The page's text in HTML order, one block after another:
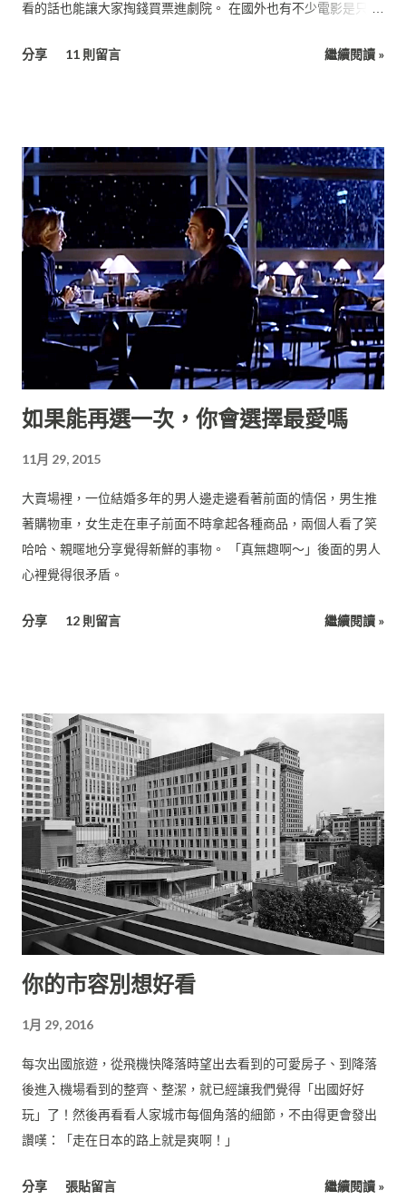
看的話也能讓大家掏錢買票進劇院。 在國外也有不少電影是只靠
2009） 這部片描述一群人接到了超級高薪的工作面試機會，但在
一位大學教授即將離校，邀請一群學校同事來家裡辦惜別會，然
後他突然透露自己是一個獨特的人類！引發在場所有人的質問，
隨著他越講越多，大家也越來越驚訝難道那是真的很特別？整部
片也幾乎就在這個小客廳裡拍攝。（預算：美金20萬） 這些片就
靠演員的對白來建構整個故事，而你為了想知道劇情發展也會很
投入地看下去，而且這兩部片評價都非常好。 （二）場景特效 電
影是視覺導向，所以你也可以利用豐富的新鮮畫面來讓觀眾「享
受」視覺震撼，比方： 《星際大戰》（Star Wars, 1977）讓大家
看到超前衛的太空船。 《侏羅紀公園》（Jurassic Park, 1993）
讓大家看到超真實的恐龍。 《阿凡達》（Avatar, 2009）讓大家
看到了超炫麗的外星世界。 這些前所未見的經典元素，讓往後的
略，都已經見怪不怪了吧。 這三部片的導演因此成為歷史上最知
名的導演： 喬治．盧卡斯 史蒂芬．史匹柏 詹姆斯．卡麥隆 而這
三部片則都各自間隔16年，算是一個有趣的巧合。 你可能以為，
最大場面的電影一定花最多錢吧，要請很多臨時演員不是嗎？ 但
實際上並不是，影史最貴的片是像《加勒比海盜》、《復仇者聯
去製作電腦動畫。 現代的電影預算主要是貴在「明星」、「場景
分享 11 則留言 繼續閱讀 »
如果能再選一次，你會選擇最愛嗎
11月 29, 2015
大賣場裡，一位結婚多年的男人邊走邊看著前面的情侶，男生推
著購物車，女生走在車子前面不時拿起各種商品，兩個人看了笑
哈哈、親暱地分享覺得新鮮的事物。 「真無趣啊～」後面的男人
心裡覺得很矛盾。
分享 12 則留言 繼續閱讀 »
你的市容別想好看
1月 29, 2016
每次出國旅遊，從飛機快降落時望出去看到的可愛房子、到降落
後進入機場看到的整齊、整潔，就已經讓我們覺得「出國好好
玩」了！然後再看看人家城市每個角落的細節，不由得更會發出
讚嘆：「走在日本的路上就是爽啊！」
分享 張貼留言 繼續閱讀 »